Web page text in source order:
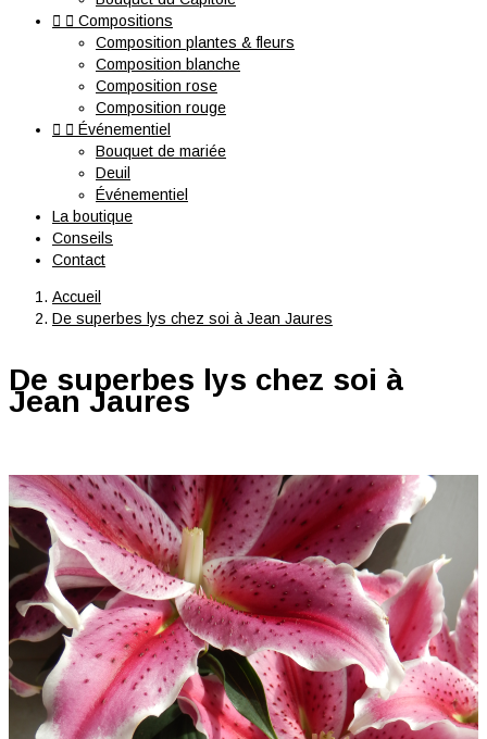
  Compositions
Composition plantes & fleurs
Composition blanche
Composition rose
Composition rouge
  Événementiel
Bouquet de mariée
Deuil
Événementiel
La boutique
Conseils
Contact
Accueil
De superbes lys chez soi à Jean Jaures
De superbes lys chez soi à
Jean Jaures